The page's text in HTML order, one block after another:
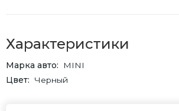
Характеристики
Марка авто
MINI
Цвет
Черный